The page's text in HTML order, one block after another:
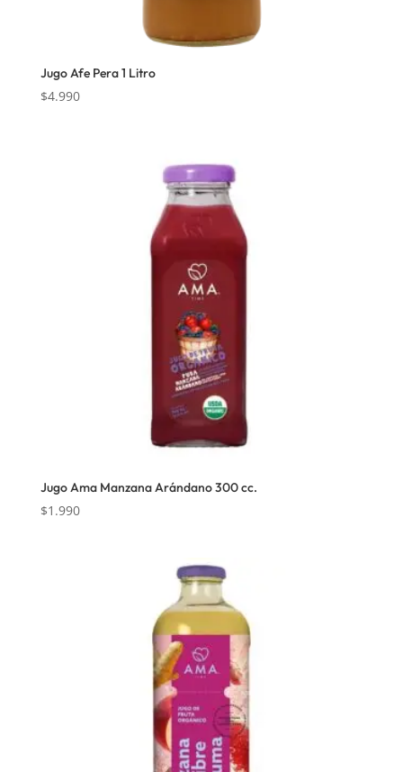
Jugo Afe Pera 1 Litro
$4.990
Jugo Ama Manzana Arándano 300 cc.
$1.990